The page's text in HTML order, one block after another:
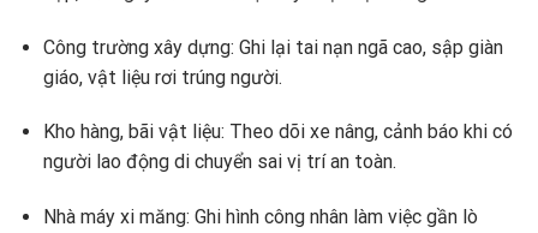
Công trường xây dựng: Ghi lại tai nạn ngã cao, sập giàn
giáo, vật liệu rơi trúng người.
Kho hàng, bãi vật liệu: Theo dõi xe nâng, cảnh báo khi có
người lao động di chuyển sai vị trí an toàn.
Nhà máy xi măng: Ghi hình công nhân làm việc gần lò